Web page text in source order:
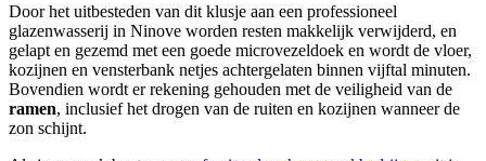
Door het uitbesteden van dit klusje aan een professioneel
glazenwasserij in Ninove worden resten makkelijk verwijderd, en
gelapt en gezemd met een goede microvezeldoek en wordt de vloer,
kozijnen en vensterbank netjes achtergelaten binnen vijftal minuten.
Bovendien wordt er rekening gehouden met de veiligheid van de
ramen, inclusief het drogen van de ruiten en kozijnen wanneer de
zon schijnt.